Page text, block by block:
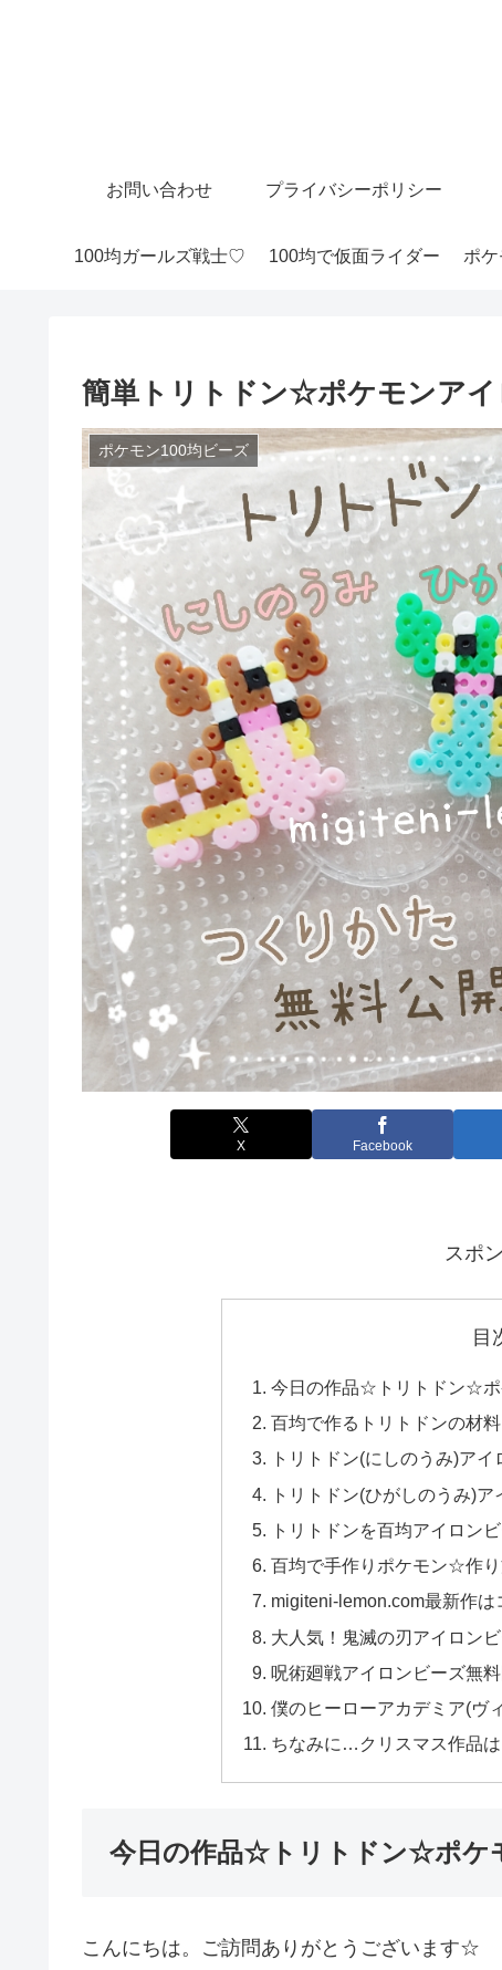
お問い合わせ プライバシーポリシー
100均ガールズ戦士♡ 100均で仮面ライダー ポ
簡単トリトドン☆ポケモンアイ
ポケモン100均ビーズ
X Facebook
スポ
目
今日の作品☆トリトドン☆ポ
百均で作るトリトドンの材料
トリトドン(にしのうみ)ア
トリトドン(ひがしのうみ)
トリトドンを百均アイロン
百均で手作りポケモン☆作り
migiteni-lemon.com最新作は
大人気！鬼滅の刃アイロン
呪術廻戦アイロンビーズ無
僕のヒーローアカデミア(ヴ
ちなみに…クリスマス作品
今日の作品☆トリトドン☆ポケ
こんにちは。ご訪問ありがとうございます☆